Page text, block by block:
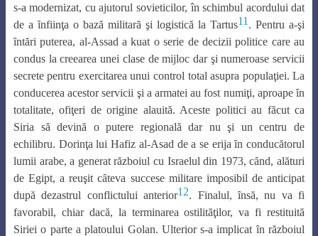
s-a modernizat, cu ajutorul sovieticilor, în schimbul acordului dat
de a ȋnfiinţa o bază militară şi logistică la Tartus11 . Pentru a-şi
ȋntări puterea, al-Assad a kuat o serie de decizii politice care au
condus la creearea unei clase de mijloc dar şi numeroase servicii
secrete pentru exercitarea unui control total asupra populaţiei. La
conducerea acestor servicii şi a armatei au fost numiţi, aproape ȋn
totalitate, ofiţeri de origine alauită. Aceste politici au făcut ca
Siria să devină o putere regională dar nu şi un centru de
echilibru. Dorinţa lui Hafiz al-Asad de a se erija ȋn conducătorul
lumii arabe, a generat războiul cu Israelul din 1973, cȃnd, alături
de Egipt, a reuşit cȃteva succese militare imposibil de anticipat
după dezastrul conflictului anterior12. Finalul, ȋnsă, nu va fi
favorabil, chiar dacă, la terminarea ostilităţilor, va fi restituită
Siriei o parte a platoului Golan. Ulterior s-a implicat ȋn războiul